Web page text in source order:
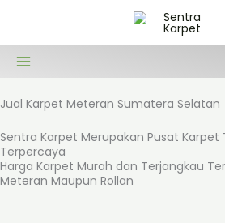
konten
Jual Karpet Meteran Sumatera Selatan
Sentra Karpet Merupakan Pusat Karpet
Terpercaya
Harga Karpet Murah dan Terjangkau
Meteran Maupun Rollan